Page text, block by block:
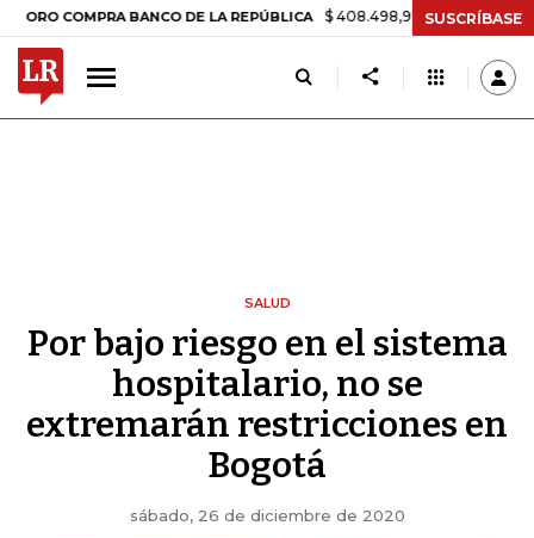
BANCO DE LA REPÚBLICA $ 408.498,97 +$ 8.753,81 +2,19%
SUSCRÍBASE
SALUD
Por bajo riesgo en el sistema
hospitalario, no se
extremarán restricciones en
Bogotá
sábado, 26 de diciembre de 2020